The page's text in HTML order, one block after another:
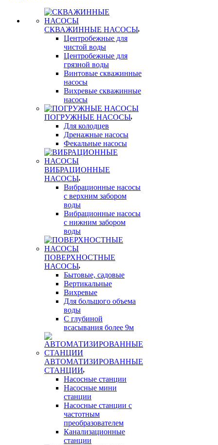
СКВАЖИННЫЕ НАСОСЫ
Центробежные для
чистой воды
Центробежные для
грязной воды
Винтовые скважинные
насосы
Вихревые скважинные
насосы
ПОГРУЖНЫЕ НАСОСЫ
Для колодцев
Дренажные насосы
Фекальные насосы
ВИБРАЦИОННЫЕ
НАСОСЫ
Вибрационные насосы
с верхним забором
воды
Вибрационные насосы
с нижним забором
воды
ПОВЕРХНОСТНЫЕ
НАСОСЫ
Бытовые, садовые
Вертикальные
Вихревые
Для большого объема
воды
С глубиной
всасывания более 9м
АВТОМАТИЗИРОВАННЫЕ
СТАНЦИИ
Насосные станции
Насосные мини
станции
Насосные станции с
частотным
преобразователем
Канализационные
станции